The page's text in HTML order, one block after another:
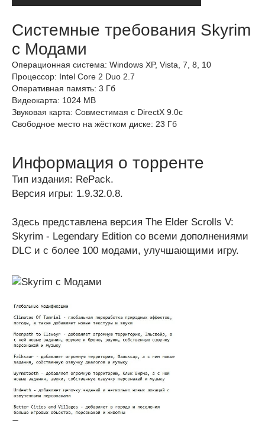
Системные требования Skyrim
с Модами
Операционная система: Windows XP, Vista, 7, 8, 10
Процессор: Intel Core 2 Duo 2.7
Оперативная память: 3 Гб
Видеокарта: 1024 MB
Звуковая карта: Совместимая с DirectX 9.0c
Свободное место на жёстком диске: 23 Гб
Информация о торренте
Тип издания: RePack.
Версия игры: 1.9.32.0.8.
Здесь представлена версия The Elder Scrolls V:
Skyrim - Legendary Edition со всеми дополнениями
DLC и с более 100 модами, улучшающими игру.